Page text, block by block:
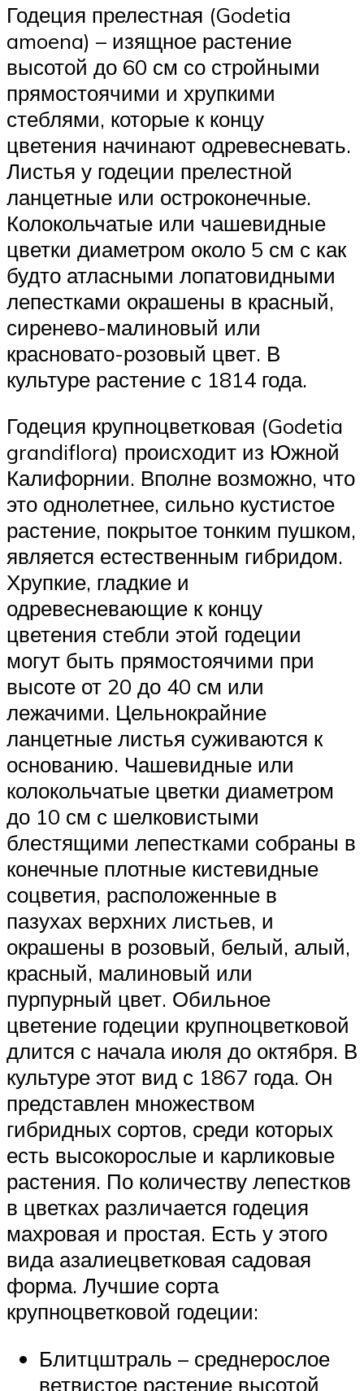
Годеция прелестная (Godetia
amoena) – изящное растение
высотой до 60 см со стройными
прямостоячими и хрупкими
стеблями, которые к концу
цветения начинают одревесневать.
Листья у годеции прелестной
ланцетные или остроконечные.
Колокольчатые или чашевидные
цветки диаметром около 5 см с как
будто атласными лопатовидными
лепестками окрашены в красный,
сиренево-малиновый или
красновато-розовый цвет. В
культуре растение с 1814 года.
Годеция крупноцветковая (Godetia
grandiflora) происходит из Южной
Калифорнии. Вполне возможно, что
это однолетнее, сильно кустистое
растение, покрытое тонким пушком,
является естественным гибридом.
Хрупкие, гладкие и
одревесневающие к концу
цветения стебли этой годеции
могут быть прямостоячими при
высоте от 20 до 40 см или
лежачими. Цельнокрайние
ланцетные листья суживаются к
основанию. Чашевидные или
колокольчатые цветки диаметром
до 10 см с шелковистыми
блестящими лепестками собраны в
конечные плотные кистевидные
соцветия, расположенные в
пазухах верхних листьев, и
окрашены в розовый, белый, алый,
красный, малиновый или
пурпурный цвет. Обильное
цветение годеции крупноцветковой
длится с начала июля до октября. В
культуре этот вид с 1867 года. Он
представлен множеством
гибридных сортов, среди которых
есть высокорослые и карликовые
растения. По количеству лепестков
в цветках различается годеция
махровая и простая. Есть у этого
вида азалиецветковая садовая
форма. Лучшие сорта
крупноцветковой годеции:
Блитцштраль – среднерослое
ветвистое растение высотой